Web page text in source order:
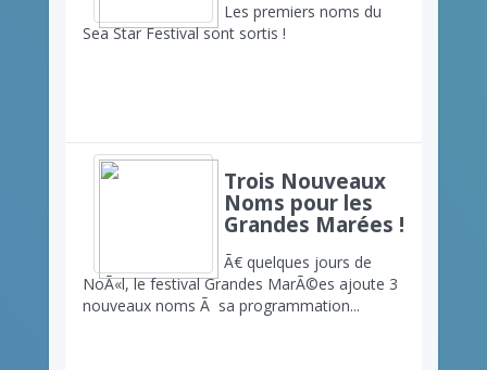
Les premiers noms du
Sea Star Festival sont sortis !
Trois Nouveaux
Noms pour les
Grandes Marées !
Ã€ quelques jours de
NoÃ«l, le festival Grandes MarÃ©es ajoute 3
nouveaux noms Ã sa programmation...